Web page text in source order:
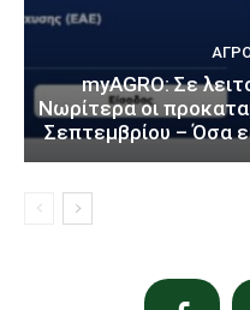
myAGRO: Σε
Νωρίτερα οι
Σεπτεμβρίου – Όσα